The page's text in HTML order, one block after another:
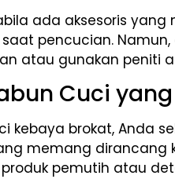
ada aksesoris
pencucian.
atau gunakan peniti
Cuci
kebaya brokat, Anda
memang dirancang
pemutih atau